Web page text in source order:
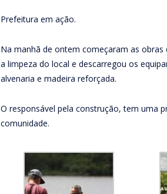
Prefeitura em ação.
Na manhã de ontem começaram as obras
a limpeza do local e descarregou os
alvenaria e madeira reforçada.
O responsável pela construção, tem uma
comunidade.